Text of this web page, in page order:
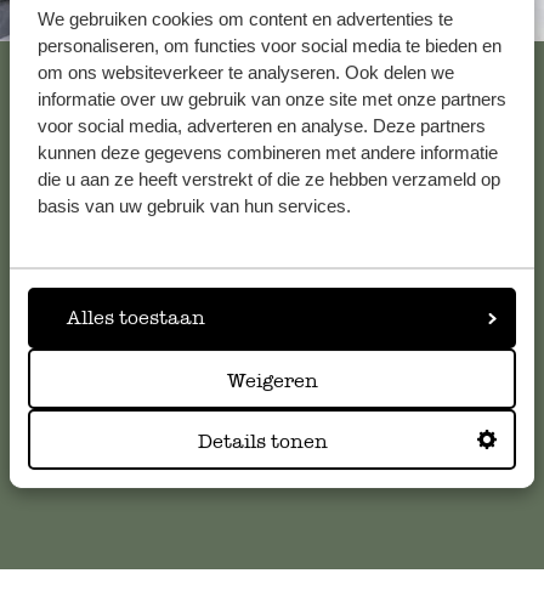
We gebruiken cookies om content en advertenties te
personaliseren, om functies voor social media te bieden en
om ons websiteverkeer te analyseren. Ook delen we
informatie over uw gebruik van onze site met onze partners
voor social media, adverteren en analyse. Deze partners
kunnen deze gegevens combineren met andere informatie
die u aan ze heeft verstrekt of die ze hebben verzameld op
basis van uw gebruik van hun services.
Alles toestaan
Weigeren
Details tonen
Toujours à proximité
Voir les 62 magasins
Service clientèle
veuillez contacter notre service clientèle. Ou retrouvez ici
nos réponses aux